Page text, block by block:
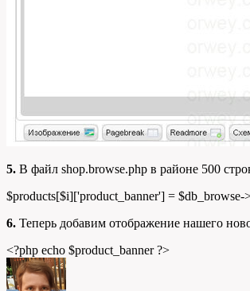
5. В файл shop.browse.php в районе 500
$products[$i]['product_banner'] = $db_browse-
6. Теперь добавим отображение нашего
<?php echo $product_banner ?>